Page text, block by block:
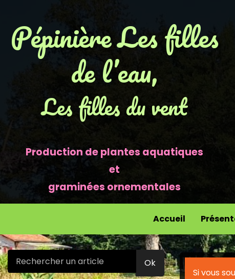
Pépinière Les filles
de l’eau,
Les filles du vent
Production de plantes aquatiques
et
graminées ornementales
Accueil
Si vous
Ok